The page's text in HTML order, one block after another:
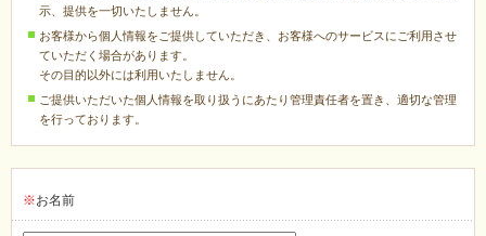
示、提供を一切いたしません。
お客様から個人情報をご提供していただき、お客様へのサービスにご利用させ
ていただく場合があります。
その目的以外には利用いたしません。
ご提供いただいた個人情報を取り扱うにあたり管理責任者を置き、適切な管理
を行っております。
※お名前